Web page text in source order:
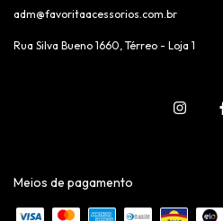
adm@favoritaacessorios.com.br
Rua Silva Bueno 1660, Térreo - Loja 1
Meios de pagamento